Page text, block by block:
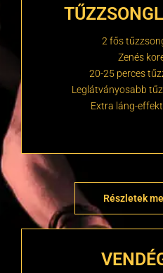
2 fős
Zenés
20-25 perces
Leglátványosabb
Extra láng-
Részletek